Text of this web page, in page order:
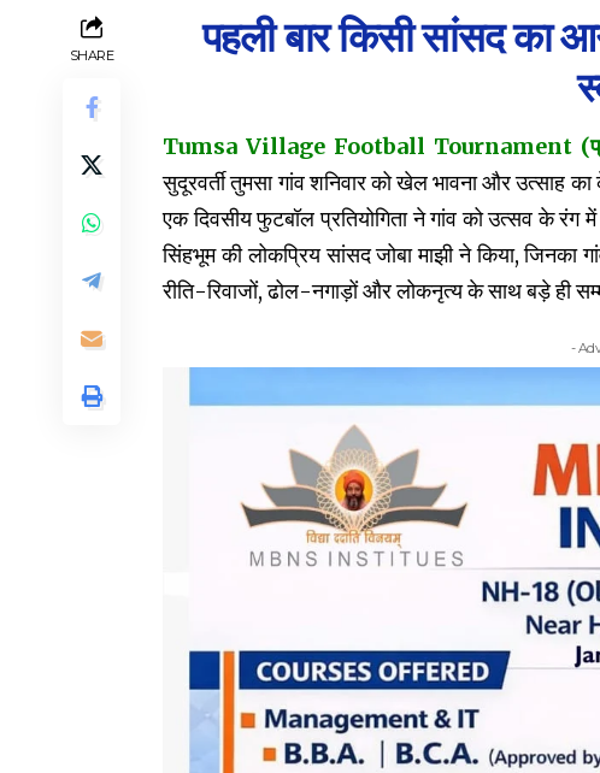
SHARE
पहली बार किसी सांसद का
Tumsa Village Football Tournament
सुदूरवर्ती तुमसा गांव शनिवार को खेल भावना और उत्साह
एक दिवसीय फुटबॉल प्रतियोगिता ने गांव को उत्सव के रंग
सिंहभूम की लोकप्रिय सांसद जोबा माझी ने किया, जिनका
रीति-रिवाजों, ढोल-नगाड़ों और लोकनृत्य के साथ बड़े ही
-